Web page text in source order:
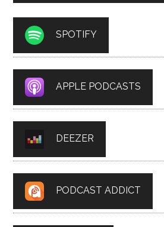
SPOTIFY
APPLE PODCASTS
DEEZER
PODCAST ADDICT